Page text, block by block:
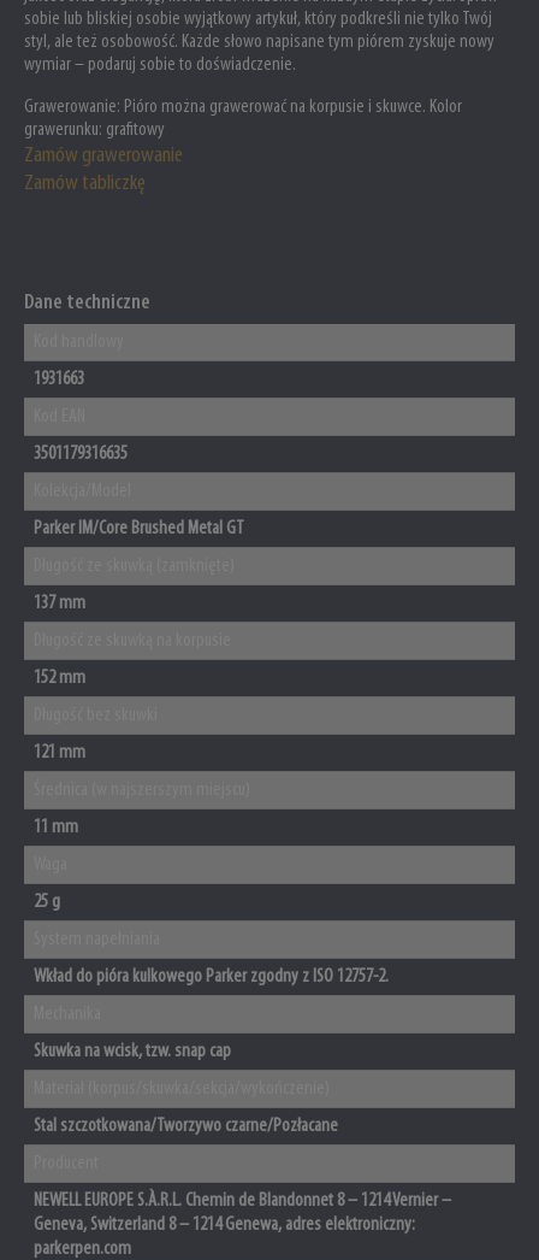
sobie lub bliskiej osobie wyjątkowy artykuł, który podkreśli nie tylko Twój
styl, ale też osobowość. Każde słowo napisane tym piórem zyskuje nowy
wymiar – podaruj sobie to doświadczenie.
Grawerowanie: Pióro można grawerować na korpusie i skuwce. Kolor
grawerunku: grafitowy
Zamów grawerowanie
Zamów tabliczkę
Dane techniczne
1931663
3501179316635
Parker IM/Core Brushed Metal GT
137 mm
152 mm
121 mm
11 mm
25 g
Wkład do pióra kulkowego Parker zgodny z ISO 12757-2.
Skuwka na wcisk, tzw. snap cap
Stal szczotkowana/Tworzywo czarne/Pozłacane
NEWELL EUROPE S.À.R.L. Chemin de Blandonnet 8 – 1214 Vernier –
Geneva, Switzerland 8 – 1214 Genewa, adres elektroniczny:
parkerpen.com